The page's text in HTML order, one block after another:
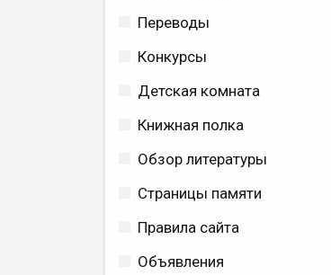
Переводы
Конкурсы
Детская комната
Книжная полка
Обзор литературы
Страницы памяти
Правила сайта
Объявления